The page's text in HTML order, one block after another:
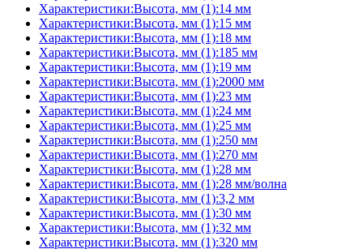
Характеристики:Высота, мм (1):14 мм
Характеристики:Высота, мм (1):15 мм
Характеристики:Высота, мм (1):18 мм
Характеристики:Высота, мм (1):185 мм
Характеристики:Высота, мм (1):19 мм
Характеристики:Высота, мм (1):2000 мм
Характеристики:Высота, мм (1):23 мм
Характеристики:Высота, мм (1):24 мм
Характеристики:Высота, мм (1):25 мм
Характеристики:Высота, мм (1):250 мм
Характеристики:Высота, мм (1):270 мм
Характеристики:Высота, мм (1):28 мм
Характеристики:Высота, мм (1):28 мм/волна
Характеристики:Высота, мм (1):3,2 мм
Характеристики:Высота, мм (1):30 мм
Характеристики:Высота, мм (1):32 мм
Характеристики:Высота, мм (1):320 мм